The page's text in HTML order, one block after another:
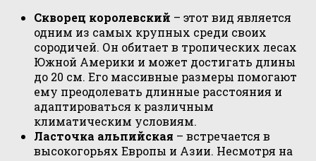
Скворец королевский – этот вид является
одним из самых крупных среди своих
сородичей. Он обитает в тропических лесах
Южной Америки и может достигать длины
до 20 см. Его массивные размеры помогают
ему преодолевать длинные расстояния и
адаптироваться к различным
климатическим условиям.
Ласточка альпийская – встречается в
высокогорьях Европы и Азии. Несмотря на